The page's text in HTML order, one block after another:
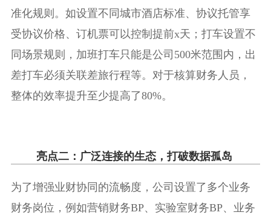
准化规则。如设置不同城市酒店标准、协议托管享
受协议价格、订机票可以控制提前x天；打车设置不
同场景规则，加班打车只能是公司500米范围内，出
差打车必须关联差旅行程等。对于核算财务人员，
整体的效率提升至少提高了80%。
亮点二：广泛连接的生态，打破数据孤岛
为了增强业财协同的流畅度，公司设置了多个业务
财务岗位，例如营销财务BP、实验室财务BP、业务